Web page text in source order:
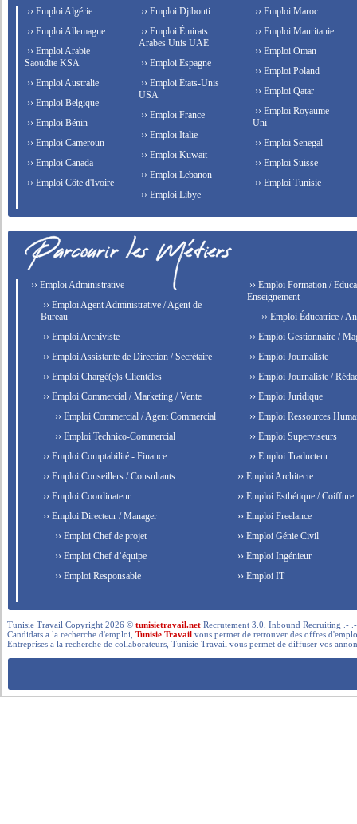
›› Emploi Algérie
›› Emploi Allemagne
›› Emploi Arabie
Saoudite KSA
›› Emploi Australie
›› Emploi Belgique
›› Emploi Bénin
›› Emploi Cameroun
›› Emploi Canada
›› Emploi Côte d'Ivoire
›› Emploi Djibouti
›› Emploi Émirats
Arabes Unis UAE
›› Emploi Espagne
›› Emploi États-Unis
USA
›› Emploi France
›› Emploi Italie
›› Emploi Kuwait
›› Emploi Lebanon
›› Emploi Libye
›› Emploi Maroc
›› Emploi Mauritanie
›› Emploi Oman
›› Emploi Poland
›› Emploi Qatar
›› Emploi Royaume-
Uni
›› Emploi Senegal
›› Emploi Suisse
›› Emploi Tunisie
›› Emploi Administrative
›› Emploi Agent Administrative / Agent de
Bureau
›› Emploi Archiviste
›› Emploi Assistante de Direction / Secrétaire
›› Emploi Chargé(e)s Clientèles
›› Emploi Commercial / Marketing / Vente
›› Emploi Commercial / Agent Commercial
›› Emploi Technico-Commercial
›› Emploi Comptabilité - Finance
›› Emploi Conseillers / Consultants
›› Emploi Coordinateur
›› Emploi Directeur / Manager
›› Emploi Chef de projet
›› Emploi Chef d’équipe
›› Emploi Responsable
›› Emploi Formation /
Enseignement
›› Emploi Éducatrice /
›› Emploi Gestionnaire /
›› Emploi Journaliste
›› Emploi Journaliste /
›› Emploi Juridique
›› Emploi Ressources
›› Emploi Superviseurs
›› Emploi Traducteur
›› Emploi Architecte
›› Emploi Esthétique / Coiffure
›› Emploi Freelance
›› Emploi Génie Civil
›› Emploi Ingénieur
›› Emploi IT
Tunisie Travail Copyright 2026 ©tunisietravail.net Recrutement 3.0, Inbound Recruiting .-
Candidats a la recherche d'emploi,Tunisie Travail vous permet de retrouver des offres
Entreprises a la recherche de collaborateurs, Tunisie Travail vous permet de diffuser vos